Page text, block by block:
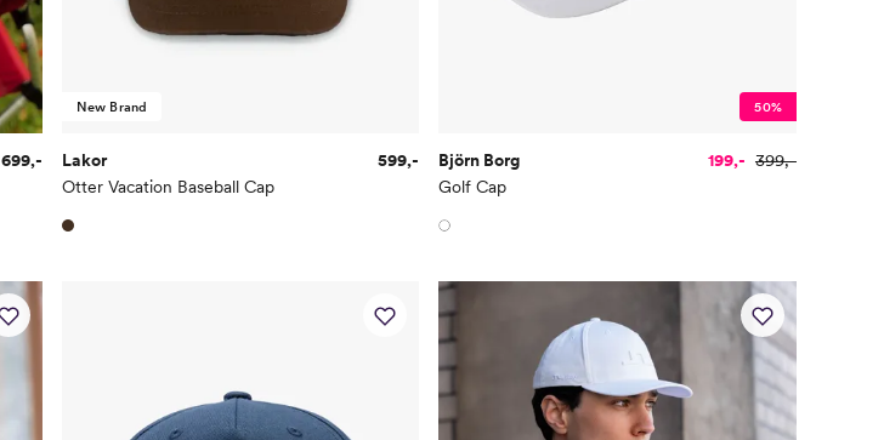
699,-
New Brand
Lakor
Otter Vacation Baseball Cap
599,-
50%
Björn Borg
Golf Cap
199,- 399,-